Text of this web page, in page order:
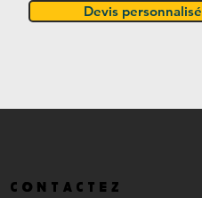
Devis personnalisé
CONTACTEZ